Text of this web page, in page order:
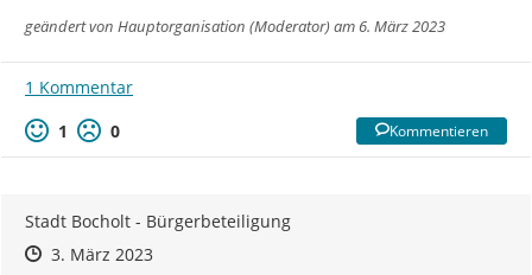
geändert von Hauptorganisation (Moderator)am 6. März 2023
1 Kommentar
1
0 Kommentieren
Stadt Bocholt - Bürgerbeteiligung
Zeitpunkt des Erstellens
Zeitpunkt des Erstellens
3. März 2023Zur Äußerung